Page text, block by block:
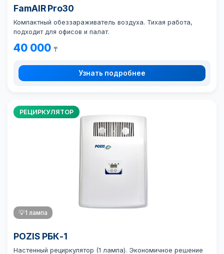
FamAIR Pro30
Компактный обеззараживатель воздуха. Тихая работа,
подходит для офисов и палат.
40 000 ₸
Узнать подробнее
РЕЦИРКУЛЯТОР
💡1 лампа
POZIS РБК-1
Настенный рециркулятор (1 лампа). Экономичное решение